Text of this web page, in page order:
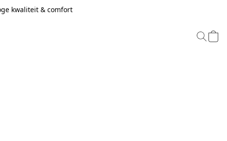
kwaliteit & comfort